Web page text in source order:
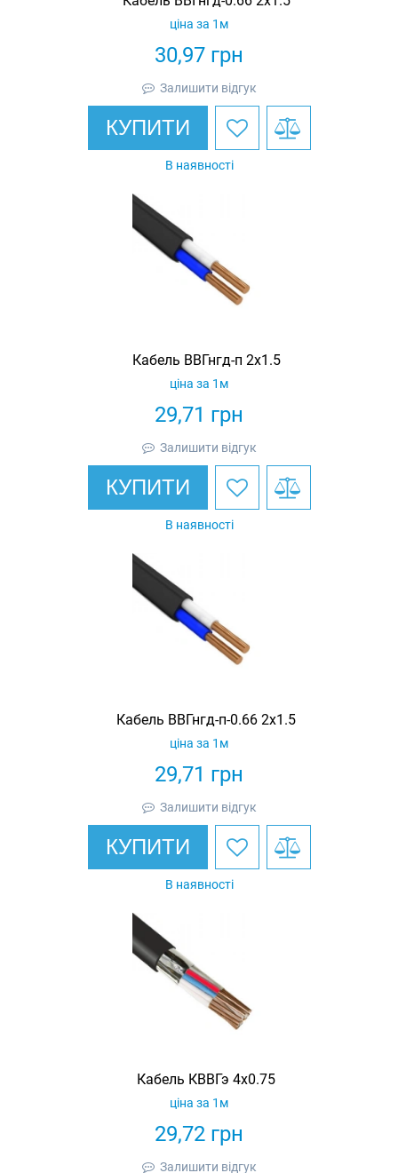
30,97 грн
ціна за 1м
Залишити відгук
КУПИТИ
В наявності
Кабель ВВГнгд-п 2х1.5
29,71 грн
ціна за 1м
Залишити відгук
КУПИТИ
В наявності
Кабель ВВГнгд-п-0.66 2х1.5
29,71 грн
ціна за 1м
Залишити відгук
КУПИТИ
В наявності
Кабель КВВГэ 4х0.75
29,72 грн
ціна за 1м
Залишити відгук